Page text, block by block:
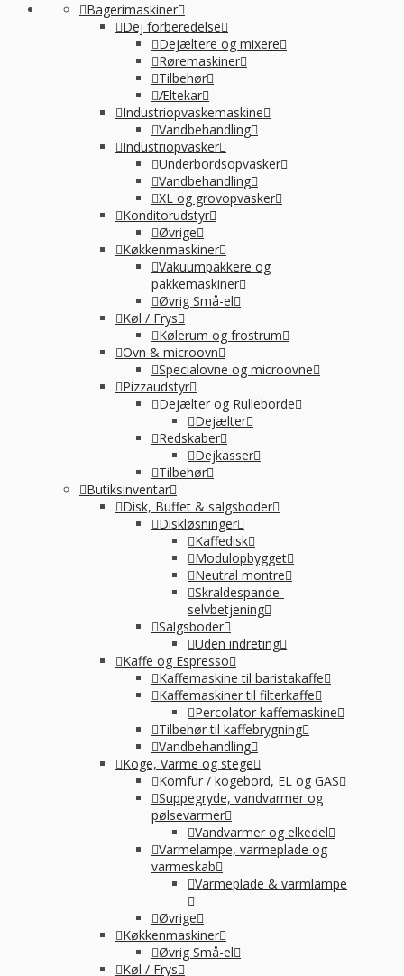
Bagerimaskiner
Dej forberedelse
Dejæltere og mixere
Røremaskiner
Tilbehør
Æltekar
Industriopvaskemaskine
Vandbehandling
Industriopvasker
Underbordsopvasker
Vandbehandling
XL og grovopvasker
Konditorudstyr
Øvrige
Køkkenmaskiner
Vakuumpakkere og
pakkemaskiner
Øvrig Små-el
Køl / Frys
Kølerum og frostrum
Ovn & microovn
Specialovne og microovne
Pizzaudstyr
Dejælter og Rulleborde
Dejælter
Redskaber
Dejkasser
Tilbehør
Butiksinventar
Disk, Buffet & salgsboder
Diskløsninger
Kaffedisk
Modulopbygget
Neutral montre
Skraldespande-
selvbetjening
Salgsboder
Uden indreting
Kaffe og Espresso
Kaffemaskine til baristakaffe
Kaffemaskiner til filterkaffe
Percolator kaffemaskine
Tilbehør til kaffebrygning
Vandbehandling
Koge, Varme og stege
Komfur / kogebord, EL og GAS
Suppegryde, vandvarmer og
pølsevarmer
Vandvarmer og elkedel
Varmelampe, varmeplade og
varmeskab
Varmeplade & varmlampe
Øvrige
Køkkenmaskiner
Øvrig Små-el
Køl / Frys